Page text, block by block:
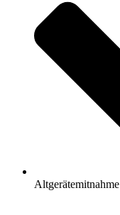
Altgerätemitnahme